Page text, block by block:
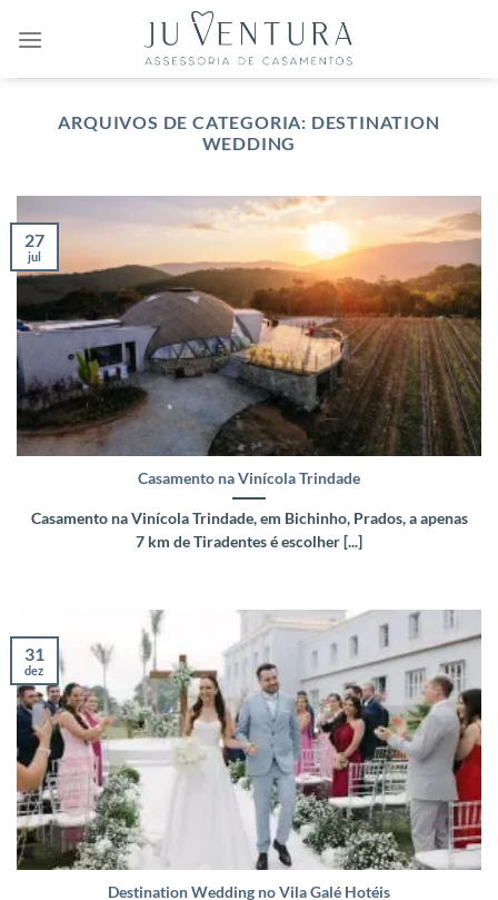
ARQUIVOS DE CATEGORIA: DESTINATION
WEDDING
Casamento na Vinícola Trindade
Casamento na Vinícola Trindade, em Bichinho, Prados, a apenas
7 km de Tiradentes é escolher [...]
27
jul
Destination Wedding no Vila Galé Hotéis
31
dez